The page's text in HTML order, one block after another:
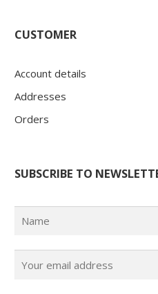
CUSTOMER
Account details
Addresses
Orders
SUBSCRIBE TO